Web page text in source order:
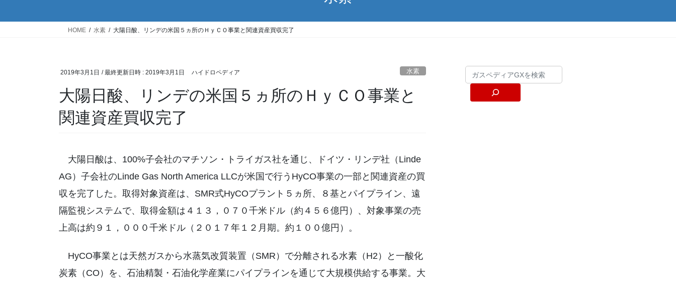
HOME 水素 大陽日酸、リンデの米国５ヵ所のＨｙＣＯ事業と関連資産買収完了
2019年3月1日 / 最終更新日時 : 2019年3月1日 ハイドロペディア 水素
大陽日酸、リンデの米国５ヵ所のＨｙＣＯ事業と
関連資産買収完了
大陽日酸は、100%子会社のマチソン・トライガス社を通じ、ドイツ・リンデ社（Linde
AG）子会社のLinde Gas North America LLCが米国で行うHyCO事業の一部と関連資産の買
収を完了した。取得対象資産は、SMR式HyCOプラント５ヵ所、８基とパイプライン、遠
隔監視システムで、取得金額は４１３，０７０千米ドル（約４５６億円）、対象事業の売
上高は約９１，０００千米ドル（２０１７年１２月期。約１００億円）。
HyCO事業とは天然ガスから水蒸気改質装置（SMR）で分離される水素（H2）と一酸化
炭素（CO）を、石油精製・石油化学産業にパイプラインを通じて大規模供給する事業。大